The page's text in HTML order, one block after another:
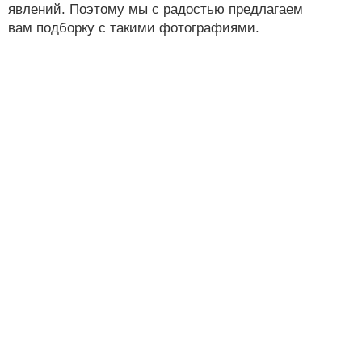
явлений. Поэтому мы с радостью предлагаем
вам подборку с такими фотографиями.